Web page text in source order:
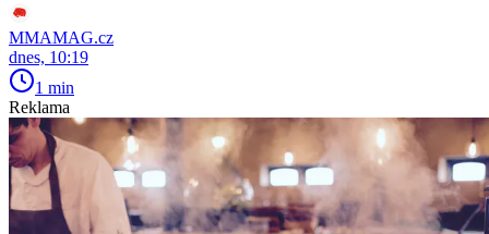
MMAMAG.cz
dnes, 10:19
1 min
Reklama